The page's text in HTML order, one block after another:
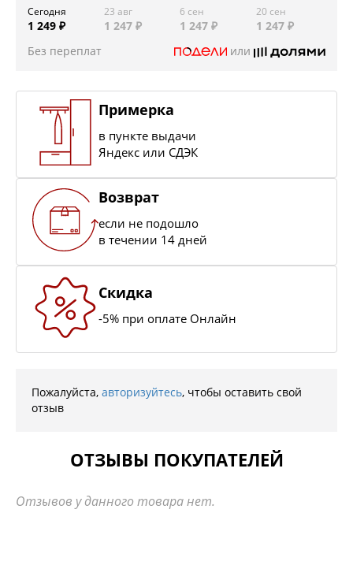
Сегодня
1 249 ₽
23 авг
1 247 ₽
6 сен
1 247 ₽
20 сен
1 247 ₽
Без переплат
или
Примерка
в пункте выдачи
Яндекс или СДЭК
Возврат
если не подошло
в течении 14 дней
Скидка
-5% при оплате Онлайн
Пожалуйста, авторизуйтесь, чтобы оставить свой
отзыв
ОТЗЫВЫ ПОКУПАТЕЛЕЙ
Отзывов у данного товара нет.